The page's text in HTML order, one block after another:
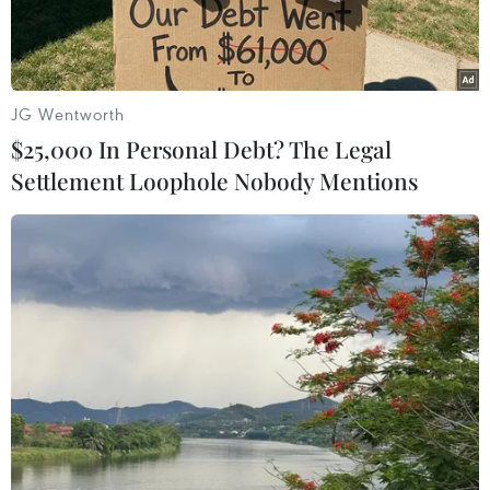
trước Cologne.
Chiến thắng này đã đưa đoàn quân của huấn
luyện viên Jurgen Klopp lên vị tríthứ 2 trên
Bayern Munich – đội bónghiện vẫn đang chơi
thăng hoa sau khi bất ngờ để thua 0-1 trước
M’gladbach ởngày ra quân.
Gạt đi nỗi thất vọng sau trận thua mất mặt trước
Olympiakos ở lượt trận thứ 3vòng bảng
Champions League, Dortmund đã có mộttrận
đấu tưng bừng khi đón tiếp Cologne trên
sânnhà Signal Iduna Park.
Nhập cuộc với quyết tâm chiến thắng rất cao,
JG Wentworth
$25,000 In Personal Debt? The Legal
Settlement Loophole Nobody Mentions